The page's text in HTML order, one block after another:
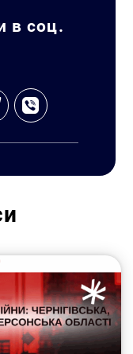
в соц.